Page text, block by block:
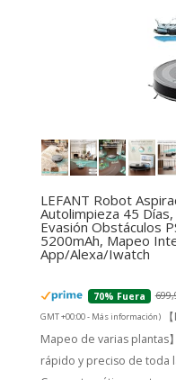
LEFANT Robot
Autolimpieza 45
Evasión Obstáculos
5200mAh, Mapeo
App/Alexa/Iwatch
70% Fuera
GMT +00:00 - Más información)
Mapeo de varias plantas
rápido y preciso de toda